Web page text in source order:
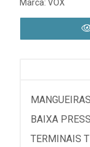
Marca: VOX
BAIXA
TERMINAIS